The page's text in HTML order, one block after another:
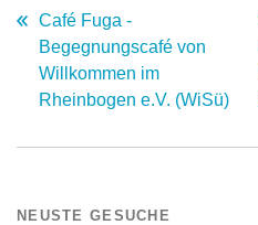
Café Fuga -
Begegnungscafé von
Willkommen im
Rheinbogen e.V. (WiSü)
NEUSTE GESUCHE